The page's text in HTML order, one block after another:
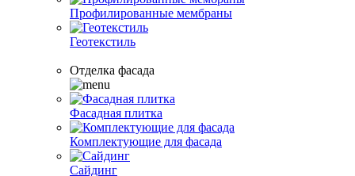
Профилированные мембраны
Геотекстиль
Отделка фасада
Фасадная плитка
Комплектующие для фасада
Сайдинг